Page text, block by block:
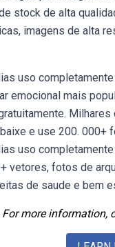
stock de alta
imagens de alta
uso
emocional mais
e use 200.
uso
vetores, fotos de
de saude e bem
For more information,